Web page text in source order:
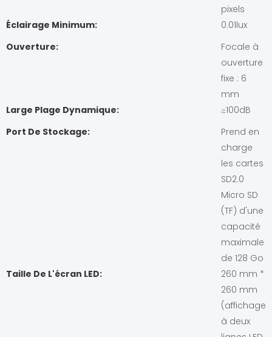
pixels
Éclairage Minimum:
0.01lux
Ouverture:
Focale à
ouverture
fixe : 6
mm
Large Plage Dynamique:
≥100dB
Port De Stockage:
Prend en
charge
les cartes
SD2.0
Micro SD
(TF) d'une
capacité
maximale
de 128 Go
Taille De L'écran LED:
260 mm *
260 mm
(affichage
à deux